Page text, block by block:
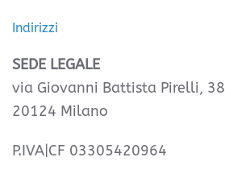
Indirizzi
SEDE LEGALE
via Giovanni Battista Pirelli, 38
20124 Milano
P.IVA|CF 03305420964